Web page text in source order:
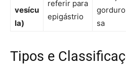
vesícu
la)
referir para
epigástrio
gorduro
sa
Tipos e